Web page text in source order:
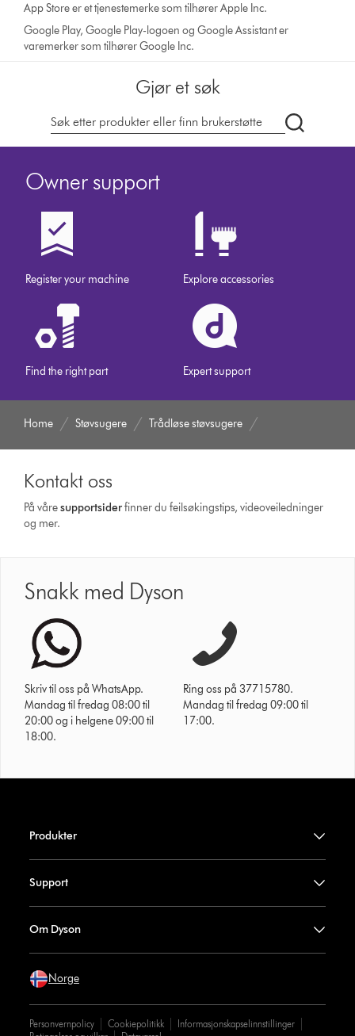
App Store er et tjenestemerke som tilhører Apple Inc.
Google Play, Google Play-logoen og Google Assistant er
varemerker som tilhører Google Inc.
Gjør et søk
Søk
på
Owner support
Register your machine Explore accessories
Find the right part Expert support
Home Støvsugere Trådløse støvsugere
Kontakt oss
På våresupportsiderfinner du feilsøkingstips, videoveiledninger
og mer.
Snakk med Dyson
Skriv til oss på WhatsApp.
Mandag til fredag 08:00 til
20:00 og i helgene 09:00 til
18:00.
Ring oss på 37715780.
Mandag til fredag 09:00 til
17:00.
Produkter
Support
Om Dyson
Norge
Personvernpolicy Cookiepolitikk
Informasjonskapselinnstillinger